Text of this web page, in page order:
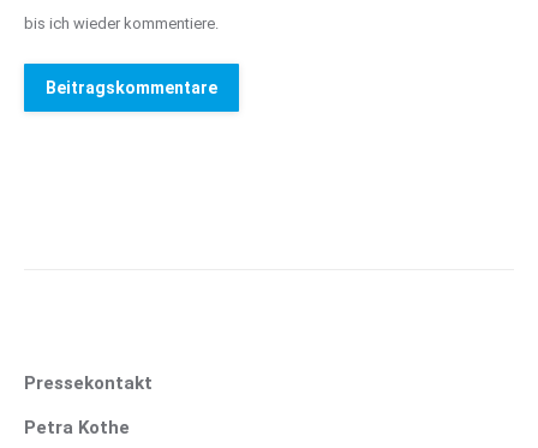
bis ich wieder kommentiere.
Beitragskommentare
Pressekontakt
Petra Kothe